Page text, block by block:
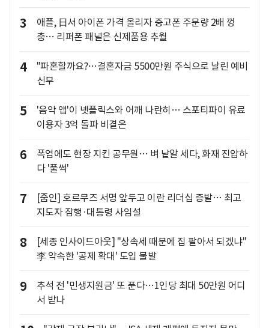
3
애플, 日서 아이폰 가격 올리자 중고폰 주문량 2배 껑
충… 리퍼폰 패널은 신제품용 추월
4
"파혼할까요?…결혼자금 5500만원 주식으로 날린 예비
신부
5
'음악 앱'이 넷플릭스와 어깨 나란히… 스포티파이 유료
이용자 3억 돌파 비결은
6
폭염에도 현장 지킨 공무원… 벼 낱알 세다, 화재 진압하
다 '풀썩'
7
[줌인] 호르무즈 서명 앞두고 이란 리더십 증발… 최고
지도자 잠행·대통령 사임설
8
[세종 인사이드아웃] "상속세 때문에 집 팔아서 되겠냐"
李 약속한 '공제 확대' 도입 불발
9
추석 전 '민생지원금' 또 푼다…1인당 최대 50만원 어디
서 받나